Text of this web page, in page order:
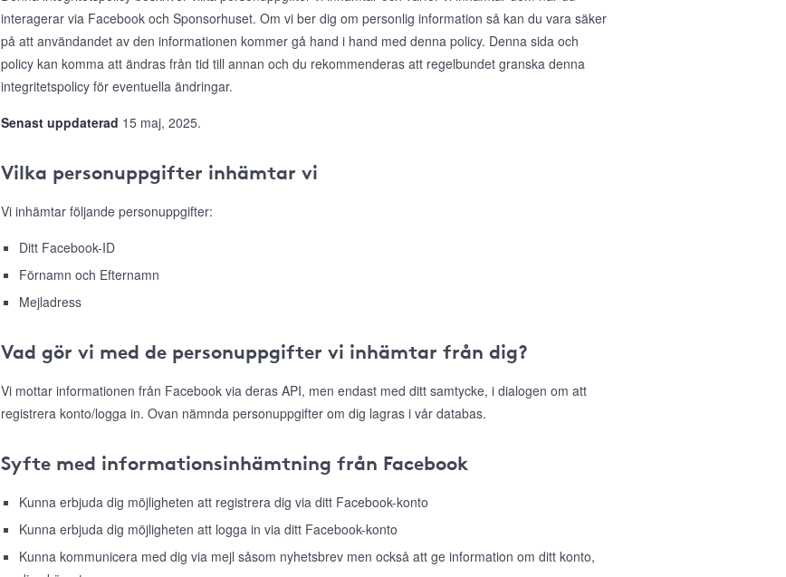
interagerar via Facebook och Sponsorhuset. Om vi ber dig om personlig information så kan du vara säker
på att användandet av den informationen kommer gå hand i hand med denna policy. Denna sida och
policy kan komma att ändras från tid till annan och du rekommenderas att regelbundet granska denna
integritetspolicy för eventuella ändringar.
Senast uppdaterad 15 maj, 2025.
Vilka personuppgifter inhämtar vi
Vi inhämtar följande personuppgifter:
Ditt Facebook-ID
Förnamn och Efternamn
Mejladress
Vad gör vi med de personuppgifter vi inhämtar från dig?
Vi mottar informationen från Facebook via deras API, men endast med ditt samtycke, i dialogen om att
registrera konto/logga in. Ovan nämnda personuppgifter om dig lagras i vår databas.
Syfte med informationsinhämtning från Facebook
Kunna erbjuda dig möjligheten att registrera dig via ditt Facebook-konto
Kunna erbjuda dig möjligheten att logga in via ditt Facebook-konto
Kunna kommunicera med dig via mejl såsom nyhetsbrev men också att ge information om ditt konto,